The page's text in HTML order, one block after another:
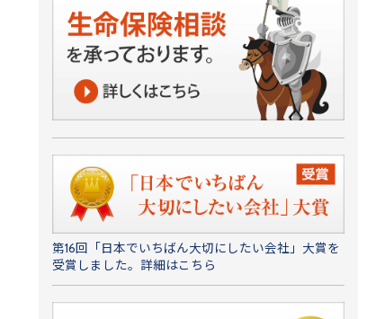
第16回「日本でいちばん大切にしたい会社」大賞を
受賞しました。詳細はこちら